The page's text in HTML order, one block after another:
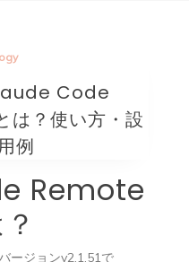
Code
？使い方・設
例
Remote
ージョンv2.1.51で